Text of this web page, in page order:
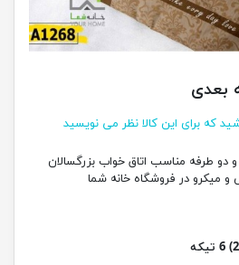
بعدی
که برای این کالا نظر می نویسید
طرفه مناسب اتاق خواب بزرگسالان
میکرو در فروشگاه خانه شما